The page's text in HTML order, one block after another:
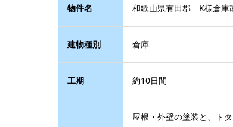
物件名 和歌山県有田郡 K様倉庫
建物種別 倉庫
工期 約10日間
屋根・外壁の塗装と、ト